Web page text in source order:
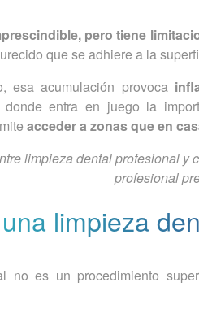
pero tiene
que se adhiere a la
esa acumulación provoca
entra en juego la
acceder a zonas que en
limpieza dental profesional
profesional
limpieza
no es un procedimiento